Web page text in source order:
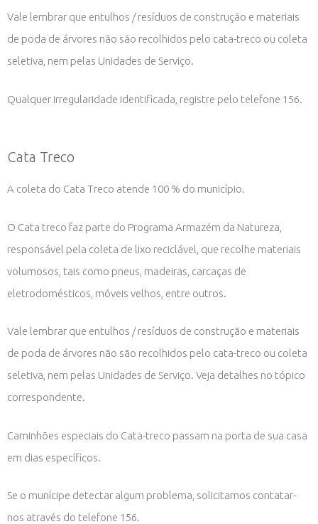
Vale lembrar que entulhos / resíduos de construção e materiais
de poda de árvores não são recolhidos pelo cata-treco ou coleta
seletiva, nem pelas Unidades de Serviço.
Qualquer irregularidade identificada, registre pelo telefone 156.
Cata Treco
A coleta do Cata Treco atende 100 % do município.
O Cata treco faz parte do Programa Armazém da Natureza,
responsável pela coleta de lixo reciclável, que recolhe materiais
volumosos, tais como pneus, madeiras, carcaças de
eletrodomésticos, móveis velhos, entre outros.
Vale lembrar que entulhos / resíduos de construção e materiais
de poda de árvores não são recolhidos pelo cata-treco ou coleta
seletiva, nem pelas Unidades de Serviço. Veja detalhes no tópico
correspondente.
Caminhões especiais do Cata-treco passam na porta de sua casa
em dias específicos.
Se o munícipe detectar algum problema, solicitamos contatar-
nos através do telefone 156.